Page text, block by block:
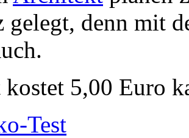
gelegt, denn mit
kostet 5,00 Euro
Test